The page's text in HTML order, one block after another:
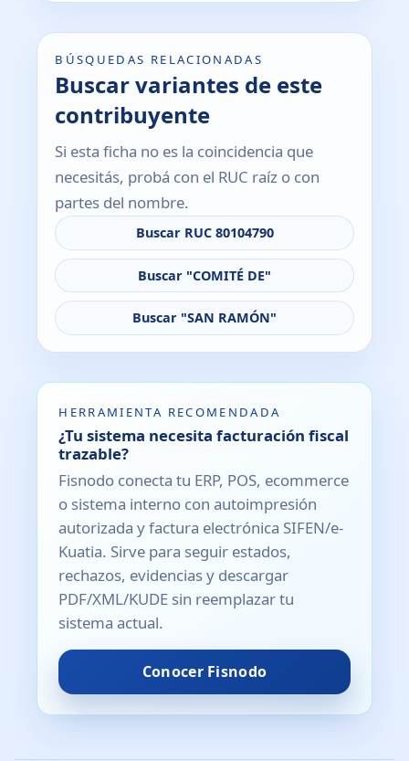
BÚSQUEDAS RELACIONADAS
Buscar variantes de este
contribuyente
Si esta ficha no es la coincidencia que
necesitás, probá con el RUC raíz o con
partes del nombre.
Buscar RUC 80104790
Buscar "COMITÉ DE"
Buscar "SAN RAMÓN"
HERRAMIENTA RECOMENDADA
¿Tu sistema necesita facturación fiscal
trazable?
Fisnodo conecta tu ERP, POS, ecommerce
o sistema interno con autoimpresión
autorizada y factura electrónica SIFEN/e-
Kuatia. Sirve para seguir estados,
rechazos, evidencias y descargar
PDF/XML/KUDE sin reemplazar tu
sistema actual.
Conocer Fisnodo